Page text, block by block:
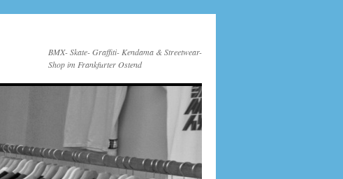
BMX- Skate- Graffiti- Kendama & Streetwear-
Shop im Frankfurter Ostend